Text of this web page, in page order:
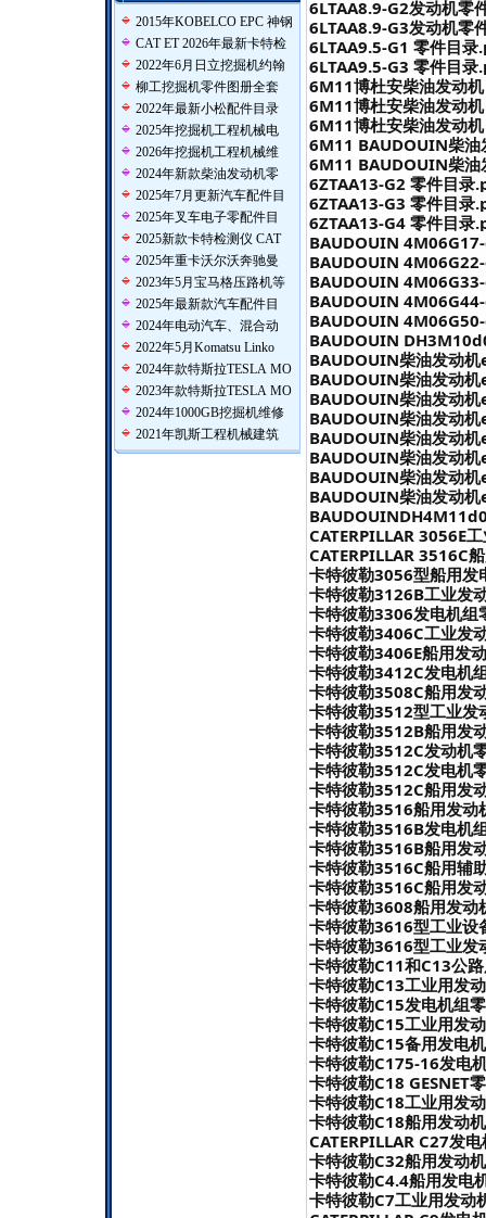
2015年KOBELCO EPC 神钢
CAT ET 2026年最新卡特检
2022年6月日立挖掘机约翰
柳工挖掘机零件图册全套
2022年最新小松配件目录
2025年挖掘机工程机械电
2026年挖掘机工程机械维
2024年新款柴油发动机零
2025年7月更新汽车配件目
2025年叉车电子零配件目
2025新款卡特检测仪 CAT
2025年重卡沃尔沃奔驰曼
2023年5月宝马格压路机等
2025年最新款汽车配件目
2024年电动汽车、混合动
2022年5月Komatsu Linko
2024年款特斯拉TESLA MO
2023年款特斯拉TESLA MO
2024年1000GB挖掘机维修
2021年凯斯工程机械建筑
6LTAA8.9-G2发动机零
6LTAA8.9-G3发动机零
6LTAA9.5-G1 零件目
6LTAA9.5-G3 零件目
6M11博杜安柴油发动
6M11博杜安柴油发动
6M11博杜安柴油发动
6M11 BAUDOUIN柴
6M11 BAUDOUIN柴
6ZTAA13-G2 零件目录
6ZTAA13-G3 零件目录
6ZTAA13-G4 零件目录
BAUDOUIN
BAUDOUIN
BAUDOUIN
BAUDOUIN
BAUDOUIN
BAUDOUIN
BAUDOUIN柴油发动
BAUDOUIN柴油发动
BAUDOUIN柴油发动
BAUDOUIN柴油发动
BAUDOUIN柴油发动
BAUDOUIN柴油发动
BAUDOUIN柴油发动
BAUDOUIN柴油发动
CATERPILLAR 3056E
CATERPILLAR 3516C
卡特彼勒3056型船用
卡特彼勒3126B工业发
卡特彼勒3306发电机
卡特彼勒3406C工业发
卡特彼勒3406E船用发
卡特彼勒3412C发电机
卡特彼勒3508C船用发
卡特彼勒3512型工业
卡特彼勒3512B船用发
卡特彼勒3512C发动机
卡特彼勒3512C发电机
卡特彼勒3512C船用发
卡特彼勒3516船用发
卡特彼勒3516B发电机
卡特彼勒3516B船用发
卡特彼勒3516C船用辅
卡特彼勒3516C船用发
卡特彼勒3608船用发
卡特彼勒3616型工业
卡特彼勒3616型工业
卡特彼勒C11和C13公
卡特彼勒C13工业用发
卡特彼勒C15发电机组
卡特彼勒C15工业用发
卡特彼勒C15备用发电
卡特彼勒C175-16发电
卡特彼勒C18 GESNET
卡特彼勒C18工业用发
卡特彼勒C18船用发动
CATERPILLAR C27发
卡特彼勒C32船用发动
卡特彼勒C4.4船用发电
卡特彼勒C7工业用发动